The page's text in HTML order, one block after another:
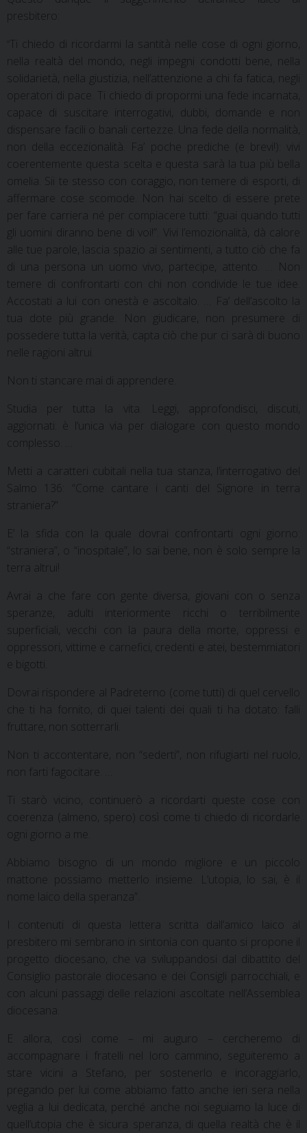
presbitero:
Ti chiedo di ricordarmi la santità nelle cose di ogni giorno,
nella realtà del mondo, negli impegni condotti bene, nella
solidarietà, nella giustizia, nell’attenzione a chi fa fatica, negli
operatori di pace. Ti chiedo di propormi una fede incarnata,
capace di suscitare interrogativi, dubbi, domande e non
dispensare facili o banali certezze. Una fede della normalità,
non della eccezionalità. Fa’ poche prediche (e brevi!): vivi
coerentemente questa scelta e questa sarà la tua più bella
omelia. Sii te stesso con coraggio, non temere di esporti, di
affermare cose scomode. Non hai scelto di essere prete
per fare carriera né per compiacere tutti: “guai quando tutti
gli uomini diranno bene di voi!”. Vivi l’emozionalità, dà calore
alle tue parole, lascia spazio ai sentimenti, a tutto ciò che fa
di una persona un uomo vivo, partecipe, attento. … Non
temere di confrontarti con chi non condivide le tue idee.
Accostati a lui con onestà e ascoltalo. … Fa’ dell’ascolto la
tua dote più grande. Non giudicare, non presumere di
possedere tutta la verità, capta ciò che pur ci sarà di buono
nelle ragioni altrui.
Non ti stancare mai di apprendere.
Studia per tutta la vita. Leggi, approfondisci, discuti,
aggiornati: è l’unica via per dialogare con questo mondo
complesso. …
Metti a caratteri cubitali nella tua stanza, l’interrogativo del
Salmo 136: “Come cantare i canti del Signore in terra
straniera?”
E’ la sfida con la quale dovrai confrontarti ogni giorno:
“straniera”, o “inospitale”, lo sai bene, non è solo sempre la
terra altrui!
Avrai a che fare con gente diversa, giovani con o senza
speranze, adulti interiormente ricchi o terribilmente
superficiali, vecchi con la paura della morte, oppressi e
oppressori, vittime e carnefici, credenti e atei, bestemmiatori
e bigotti.
Dovrai rispondere al Padreterno (come tutti) di quel cervello
che ti ha fornito, di quei talenti dei quali ti ha dotato: falli
fruttare, non sotterrarli.
Non ti accontentare, non “sederti”, non rifugiarti nel ruolo,
non farti fagocitare. …
Ti starò vicino, continuerò a ricordarti queste cose con
coerenza (almeno, spero) così come ti chiedo di ricordarle
ogni giorno a me.
Abbiamo bisogno di un mondo migliore e un piccolo
mattone possiamo metterlo insieme. L’utopia, lo sai, è il
nome laico della speranza”.
I contenuti di questa lettera scritta dall’amico laico al
presbitero mi sembrano in sintonia con quanto si propone il
progetto diocesano, che va sviluppandosi dal dibattito del
Consiglio pastorale diocesano e dei Consigli parrocchiali, e
con alcuni passaggi delle relazioni ascoltate nell’Assemblea
diocesana.
E allora, così come – mi auguro – cercheremo di
accompagnare i fratelli nel loro cammino, seguiteremo a
stare vicini a Stefano, per sostenerlo e incoraggiarlo,
pregando per lui come abbiamo fatto anche ieri sera nella
veglia a lui dedicata, perché anche noi seguiamo la luce di
quell’utopia che è sicura speranza, di quella realtà che è il